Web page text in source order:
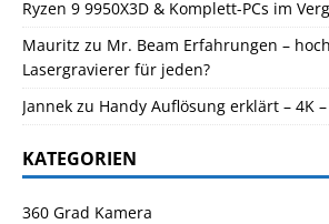
Ryzen 9 9950X3D & Komplett-PCs im
Mauritz zu Mr. Beam Erfahrungen –
Lasergravierer für jeden?
Jannek zu Handy Auflösung erklärt – 4K
KATEGORIEN
360 Grad Kamera